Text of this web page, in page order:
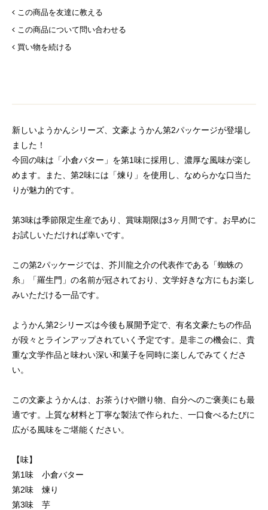
この商品を友達に教える
この商品について問い合わせる
買い物を続ける
新しいようかんシリーズ、文豪ようかん第2パッケージが登場し
ました！
今回の味は「小倉バター」を第1味に採用し、濃厚な風味が楽し
めます。また、第2味には「煉り」を使用し、なめらかな口当た
りが魅力的です。
第3味は季節限定生産であり、賞味期限は3ヶ月間です。お早めに
お試しいただければ幸いです。
この第2パッケージでは、芥川龍之介の代表作である「蜘蛛の
糸」「羅生門」の名前が冠されており、文学好きな方にもお楽し
みいただける一品です。
ようかん第2シリーズは今後も展開予定で、有名文豪たちの作品
が段々とラインアップされていく予定です。是非この機会に、貴
重な文学作品と味わい深い和菓子を同時に楽しんでみてくださ
い。
この文豪ようかんは、お茶うけや贈り物、自分へのご褒美にも最
適です。上質な材料と丁寧な製法で作られた、一口食べるたびに
広がる風味をご堪能ください。
【味】
第1味 小倉バター
第2味 煉り
第3味 芋